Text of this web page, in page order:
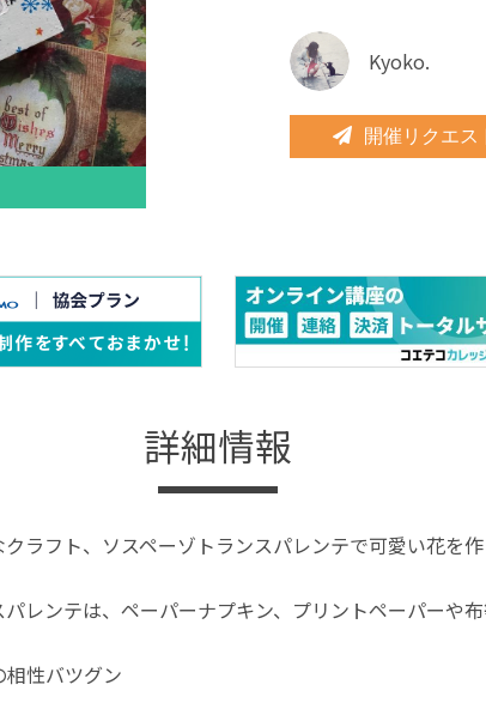
Kyoko.
開催リクエス
詳細情報
ラフト、ソスペーゾトランスパレンテで可愛い花を作
レンテは、ペーパーナプキン、プリントペーパーや
性バツグン